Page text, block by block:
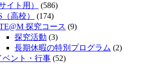
イト用）
(586)
高校）
(174)
探究コース (9)
探究活動 (3)
長期休暇の特別プログラム (2)
ベント・行事 (52)